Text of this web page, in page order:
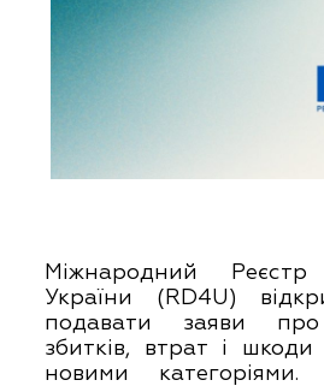
Міжнародний
України (RD4U)
подавати заяви про
збитків, втрат і
новими